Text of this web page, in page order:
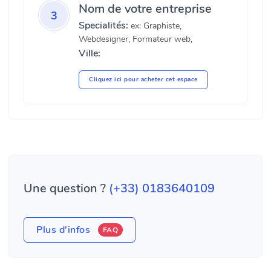
3 Nom de votre entreprise
Specialités: ex: Graphiste,
Webdesigner, Formateur web,
Ville:
Cliquez ici pour acheter cet espace
Une question ? (+33) 0183640109
Plus d'infos FAQ